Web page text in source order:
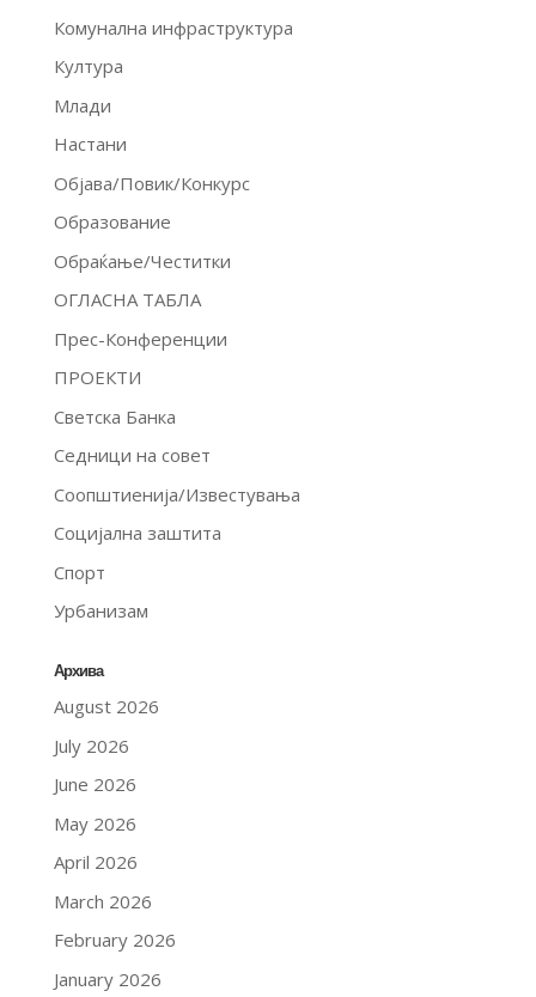
Комунална инфраструктура
Култура
Млади
Настани
Објава/Повик/Конкурс
Образование
Обраќање/Честитки
ОГЛАСНА ТАБЛА
Прес-Конференции
ПРОЕКТИ
Светска Банка
Седници на совет
Соопштиенија/Известувања
Социјална заштита
Спорт
Урбанизам
Архива
August 2026
July 2026
June 2026
May 2026
April 2026
March 2026
February 2026
January 2026